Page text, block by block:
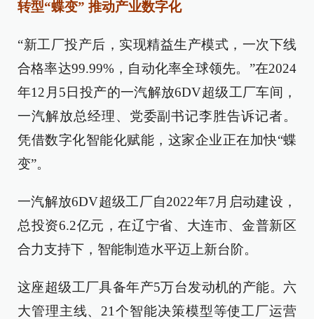
转型“蝶变” 推动产业数字化
“新工厂投产后，实现精益生产模式，一次下线
合格率达99.99%，自动化率全球领先。”在2024
年12月5日投产的一汽解放6DV超级工厂车间，
一汽解放总经理、党委副书记李胜告诉记者。
凭借数字化智能化赋能，这家企业正在加快“蝶
变”。
一汽解放6DV超级工厂自2022年7月启动建设，
总投资6.2亿元，在辽宁省、大连市、金普新区
合力支持下，智能制造水平迈上新台阶。
这座超级工厂具备年产5万台发动机的产能。六
大管理主线、21个智能决策模型等使工厂运营